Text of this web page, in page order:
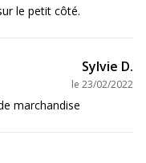
le petit côté.
Sylvie D.
le 23/02/2022
marchandise